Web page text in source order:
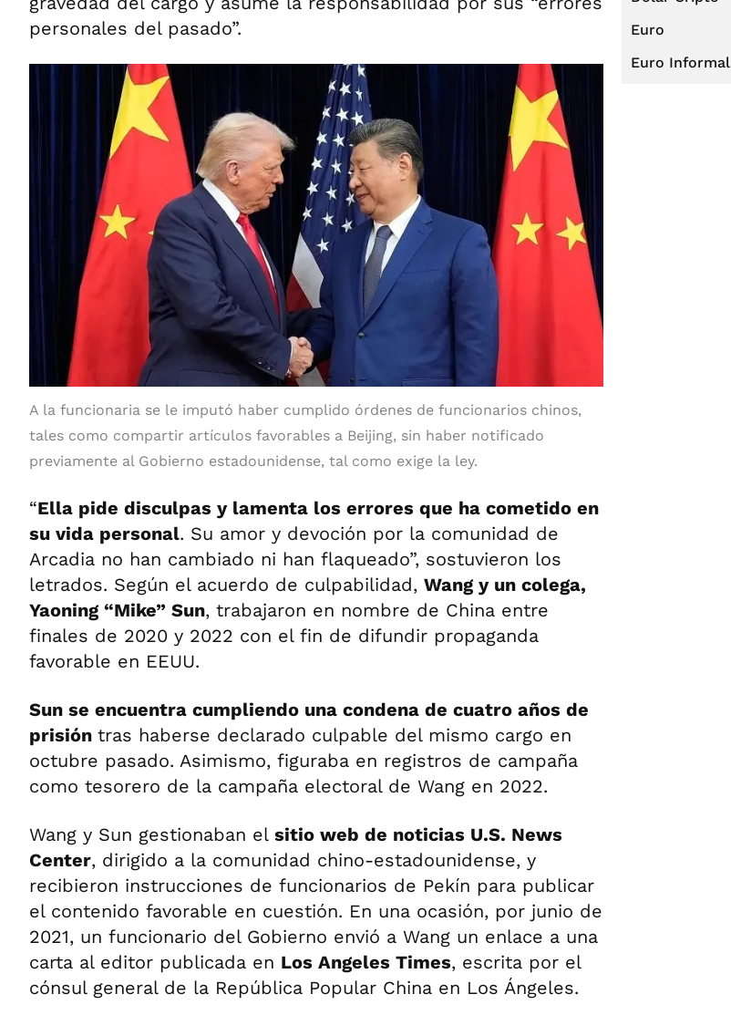
personales del pasado”.
A la funcionaria se le imputó haber cumplido órdenes de funcionarios chinos,
tales como compartir artículos favorables a Beijing, sin haber notificado
previamente al Gobierno estadounidense, tal como exige la ley.
“Ella pide disculpas y lamenta los errores que ha cometido en
su vida personal. Su amor y devoción por la comunidad de
Arcadia no han cambiado ni han flaqueado”, sostuvieron los
letrados. Según el acuerdo de culpabilidad, Wang y un colega,
Yaoning “Mike” Sun, trabajaron en nombre de China entre
finales de 2020 y 2022 con el fin de difundir propaganda
favorable en EEUU.
Sun se encuentra cumpliendo una condena de cuatro años de
prisión tras haberse declarado culpable del mismo cargo en
octubre pasado. Asimismo, figuraba en registros de campaña
como tesorero de la campaña electoral de Wang en 2022.
Wang y Sun gestionaban el sitio web de noticias U.S. News
Center, dirigido a la comunidad chino-estadounidense, y
recibieron instrucciones de funcionarios de Pekín para publicar
el contenido favorable en cuestión. En una ocasión, por junio de
2021, un funcionario del Gobierno envió a Wang un enlace a una
carta al editor publicada en Los Angeles Times, escrita por el
cónsul general de la República Popular China en Los Ángeles.
Euro
Euro Informal